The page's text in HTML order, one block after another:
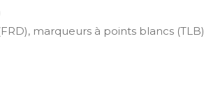
marqueurs à points blancs (TLB)